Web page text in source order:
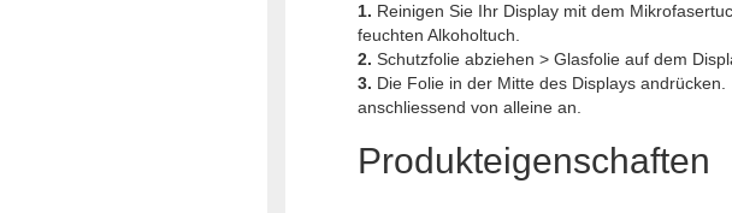
1. Reinigen Sie Ihr Display mit dem
feuchten Alkoholtuch.
2. Schutzfolie abziehen > Glasfolie auf dem
3. Die Folie in der Mitte des Displays
anschliessend von alleine an.
Produkteigenschaften